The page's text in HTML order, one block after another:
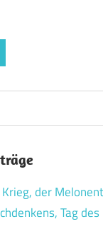
der
Tag